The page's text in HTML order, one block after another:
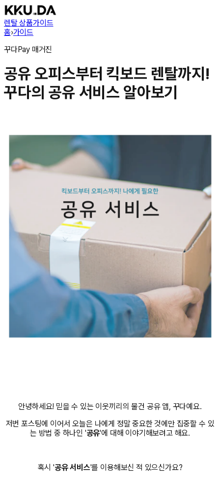
렌탈 상품가이드
홈›가이드
꾸다Pay 매거진
공유 오피스부터 킥보드 렌탈까지!
꾸다의 공유 서비스 알아보기
안녕하세요! 믿을 수 있는 이웃끼리의 물건 공유 앱, 꾸다예요.
저번 포스팅에 이어서 오늘은 나에게 정말 중요한 것에만 집중할 수 있
는 방법 중 하나인 '공유'에 대해 이야기해보려고 해요.
혹시 '공유 서비스'를 이용해보신 적 있으신가요?